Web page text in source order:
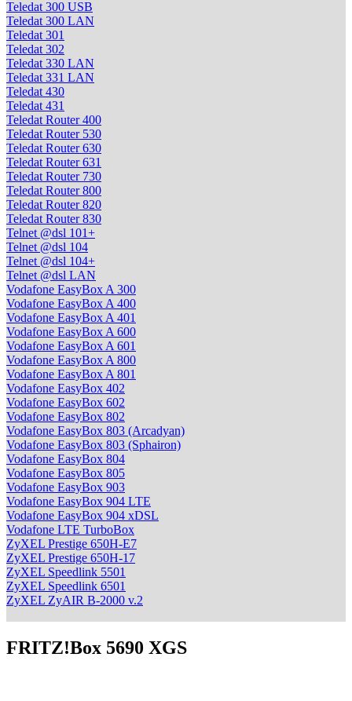
Teledat 300 USB
Teledat 300 LAN
Teledat 301
Teledat 302
Teledat 330 LAN
Teledat 331 LAN
Teledat 430
Teledat 431
Teledat Router 400
Teledat Router 530
Teledat Router 630
Teledat Router 631
Teledat Router 730
Teledat Router 800
Teledat Router 820
Teledat Router 830
Telnet @dsl 101+
Telnet @dsl 104
Telnet @dsl 104+
Telnet @dsl LAN
Vodafone EasyBox A 300
Vodafone EasyBox A 400
Vodafone EasyBox A 401
Vodafone EasyBox A 600
Vodafone EasyBox A 601
Vodafone EasyBox A 800
Vodafone EasyBox A 801
Vodafone EasyBox 402
Vodafone EasyBox 602
Vodafone EasyBox 802
Vodafone EasyBox 803 (Arcadyan)
Vodafone EasyBox 803 (Sphairon)
Vodafone EasyBox 804
Vodafone EasyBox 805
Vodafone EasyBox 903
Vodafone EasyBox 904 LTE
Vodafone EasyBox 904 xDSL
Vodafone LTE TurboBox
ZyXEL Prestige 650H-E7
ZyXEL Prestige 650H-17
ZyXEL Speedlink 5501
ZyXEL Speedlink 6501
ZyXEL ZyAIR B-2000 v.2
FRITZ!Box 5690 XGS